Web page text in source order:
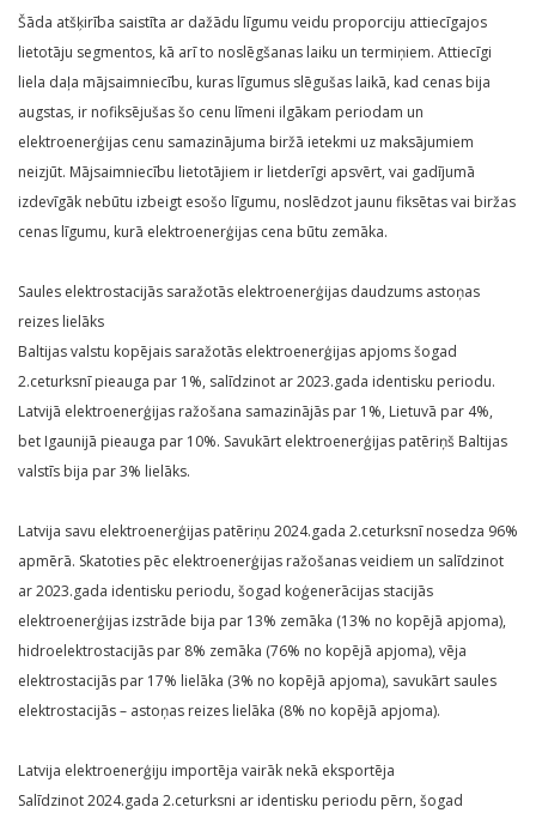
Šāda atšķirība saistīta ar dažādu līgumu veidu proporciju attiecīgajos
lietotāju segmentos, kā arī to noslēgšanas laiku un termiņiem. Attiecīgi
liela daļa mājsaimniecību, kuras līgumus slēgušas laikā, kad cenas bija
augstas, ir nofiksējušas šo cenu līmeni ilgākam periodam un
elektroenerģijas cenu samazinājuma biržā ietekmi uz maksājumiem
neizjūt. Mājsaimniecību lietotājiem ir lietderīgi apsvērt, vai gadījumā
izdevīgāk nebūtu izbeigt esošo līgumu, noslēdzot jaunu fiksētas vai biržas
cenas līgumu, kurā elektroenerģijas cena būtu zemāka.
Saules elektrostacijās saražotās elektroenerģijas daudzums astoņas
reizes lielāks
Baltijas valstu kopējais saražotās elektroenerģijas apjoms šogad
2.ceturksnī pieauga par 1%, salīdzinot ar 2023.gada identisku periodu.
Latvijā elektroenerģijas ražošana samazinājās par 1%, Lietuvā par 4%,
bet Igaunijā pieauga par 10%. Savukārt elektroenerģijas patēriņš Baltijas
valstīs bija par 3% lielāks.
Latvija savu elektroenerģijas patēriņu 2024.gada 2.ceturksnī nosedza 96%
apmērā. Skatoties pēc elektroenerģijas ražošanas veidiem un salīdzinot
ar 2023.gada identisku periodu, šogad koģenerācijas stacijās
elektroenerģijas izstrāde bija par 13% zemāka (13% no kopējā apjoma),
hidroelektrostacijās par 8% zemāka (76% no kopējā apjoma), vēja
elektrostacijās par 17% lielāka (3% no kopējā apjoma), savukārt saules
elektrostacijās – astoņas reizes lielāka (8% no kopējā apjoma).
Latvija elektroenerģiju importēja vairāk nekā eksportēja
Salīdzinot 2024.gada 2.ceturksni ar identisku periodu pērn, šogad